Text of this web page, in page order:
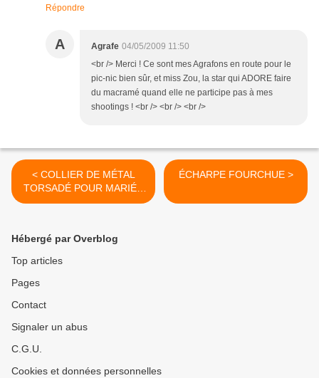
Répondre
A Agrafe 04/05/2009 11:50
<br /> Merci ! Ce sont mes Agrafons en route pour le
pic-nic bien sûr, et miss Zou, la star qui ADORE faire
du macramé quand elle ne participe pas à mes
shootings ! <br /> <br /> <br />
< COLLIER DE MÉTAL
TORSADÉ POUR MARIÉE
EN BEAUTÉ
ÉCHARPE FOURCHUE >
Hébergé par Overblog
Top articles
Pages
Contact
Signaler un abus
C.G.U.
Cookies et données personnelles